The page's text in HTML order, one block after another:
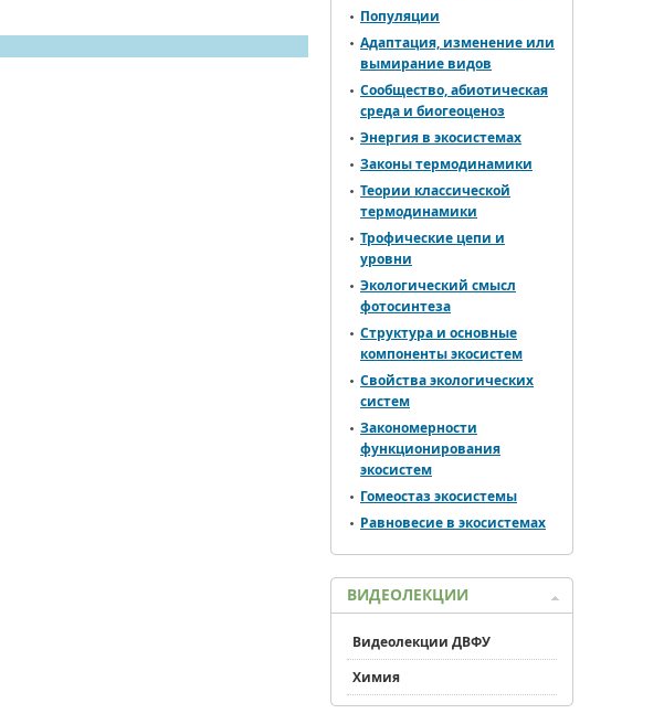
Популяции
Адаптация, изменение или
вымирание видов
Сообщество, абиотическая
среда и биогеоценоз
Энергия в экосистемах
Законы термодинамики
Теории классической
термодинамики
Трофические цепи и
уровни
Экологический смысл
фотосинтеза
Структура и основные
компоненты экосистем
Свойства экологических
систем
Закономерности
функционирования
экосистем
Гомеостаз экосистемы
Равновесие в экосистемах
ВИДЕОЛЕКЦИИ
Видеолекции ДВФУ
Химия